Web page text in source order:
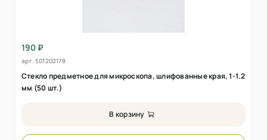
190 ₽
арт. 501202178
Стекло предметное для микроскопа, шлифованные края, 1-1.2
мм (50 шт.)
В корзину